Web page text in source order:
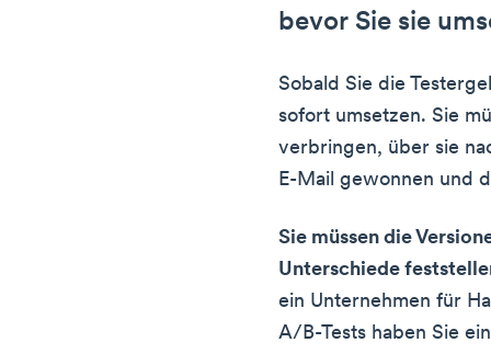
bevor Sie sie
Sobald Sie die
sofort umsetzen. Sie
verbringen, über sie
E-Mail gewonnen und
Sie müssen die
Unterschiede
ein Unternehmen für
A/B-Tests haben Sie